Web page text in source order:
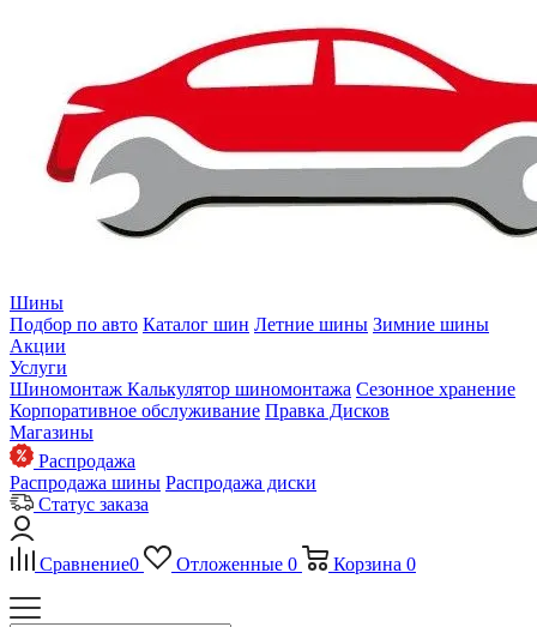
Шины
Подбор по авто Каталог шин Летние шины Зимние шины
Акции
Услуги
Шиномонтаж Калькулятор шиномонтажа Сезонное хранение
Корпоративное обслуживание Правка Дисков
Магазины
Распродажа
Распродажа шины Распродажа диски
Статус заказа
Сравнение0 Отложенные 0 Корзина 0